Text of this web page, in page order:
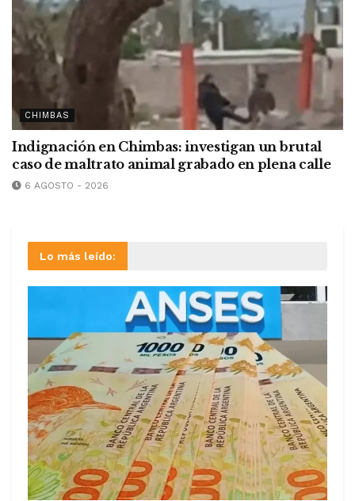
CHIMBAS
Indignación en Chimbas: investigan un brutal
caso de maltrato animal grabado en plena calle
6 AGOSTO - 2026
Lo más leído: